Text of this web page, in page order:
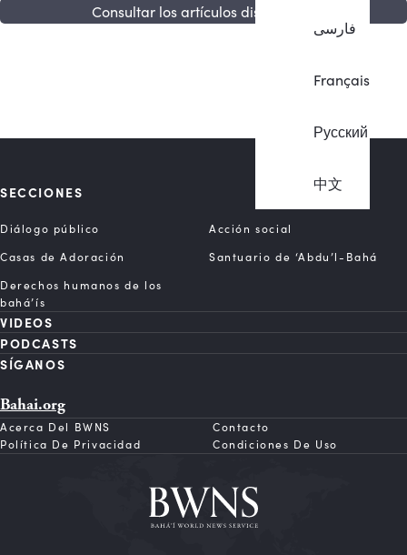
فارسی
Français
Русский
中文
Consultar los artículos disponibles
SECCIONES
Diálogo público
Acción social
Casas de Adoración
Santuario de ‘Abdu’l-Bahá
Derechos humanos de los
bahá’ís
VIDEOS
PODCASTS
SÍGANOS
Bahai.org
Acerca Del BWNS
Contacto
Política De Privacidad
Condiciones De Uso